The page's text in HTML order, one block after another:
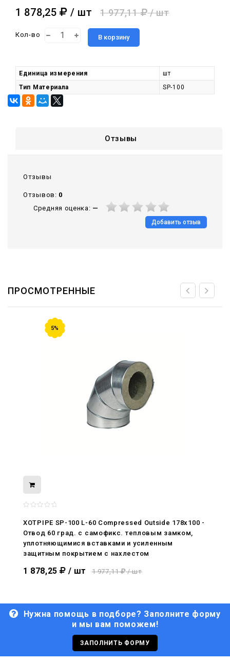
1 878,25 / шт 1 977,11 / шт
Кол-во В корзину
Единица измерения
шт
Тип Материала
SP-100
Отзывы
Отзывы
Отзывов: 0
Средняя оценка: —
Добавить отзыв
ПРОСМОТРЕННЫЕ
5%
XOTPIPE SP-100 L-60 Compressed Outside 178x100 -
Отвод 60 град. c самофикс. тепловым замком,
уплотняющимися вставками и усиленным
защитным покрытием с нахлестом
1 878,25 / шт 1 977,11 / шт
Нужна помощь в подборе? Заполните форму
и мы вам поможем!
ЗАПОЛНИТЬ ФОРМУ
С Днём Победы. Память, которая с
29.06.2026
С Днём кораблестроителя!